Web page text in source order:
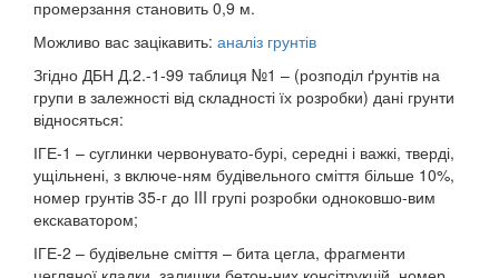
промерзання становить 0,9 м.
Можливо вас зацікавить: аналіз грунтів
Згідно ДБН Д.2.-1-99 таблиця №1 – (розподіл ґрунтів на
групи в залежності від складності їх розробки) дані грунти
відносяться:
ІГЕ-1 – суглинки червонувато-бурі, середні і важкі, тверді,
ущільнені, з включе-ням будівельного сміття більше 10%,
номер грунтів 35-г до III групі розробки одноковшо-вим
екскаватором;
ІГЕ-2 – будівельне сміття – бита цегла, фрагменти